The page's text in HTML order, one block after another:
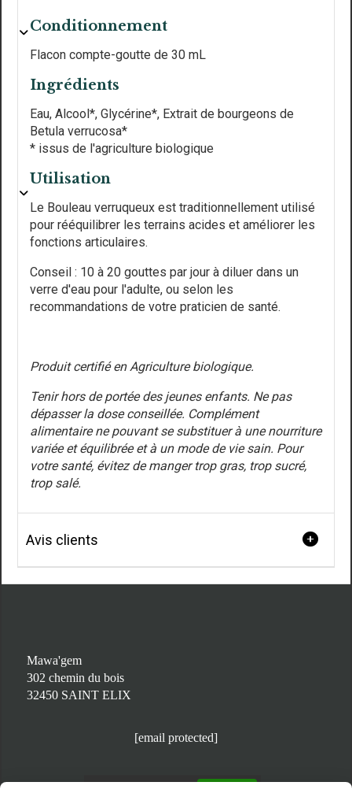
Conditionnement
Flacon compte-goutte de 30 mL
Ingrédients
Eau, Alcool*, Glycérine*, Extrait de bourgeons de
Betula verrucosa*
* issus de l'agriculture biologique
Utilisation
Le Bouleau verruqueux est traditionnellement utilisé
pour rééquilibrer les terrains acides et améliorer les
fonctions articulaires.
Conseil : 10 à 20 gouttes par jour à diluer dans un
verre d'eau pour l'adulte, ou selon les
recommandations de votre praticien de santé.
Produit certifié en Agriculture biologique.
Tenir hors de portée des jeunes enfants. Ne pas
dépasser la dose conseillée. Complément
alimentaire ne pouvant se substituer à une nourriture
variée et équilibrée et à un mode de vie sain. Pour
votre santé, évitez de manger trop gras, trop sucré,
trop salé.
Avis clients
Mawa'gem
302 chemin du bois
32450 SAINT ELIX
[email protected]